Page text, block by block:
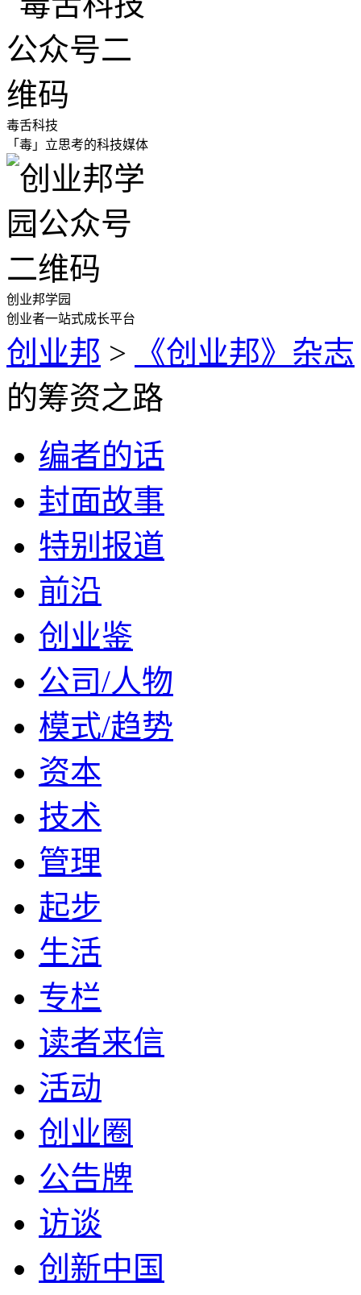
毒舌科技
「毒」立思考的科技媒体
创业邦学园
创业者一站式成长平台
创业邦 > 《创业邦》杂志
的筹资之路
编者的话
封面故事
特别报道
前沿
创业鉴
公司/人物
模式/趋势
资本
技术
管理
起步
生活
专栏
读者来信
活动
创业圈
公告牌
访谈
创新中国